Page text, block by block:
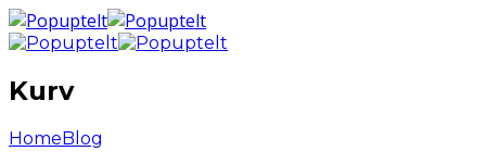
Kurv
HomeBlog